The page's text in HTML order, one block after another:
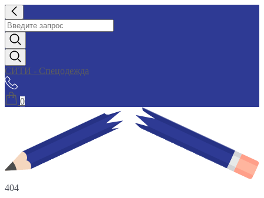
СИТИ - Спецодежда
0
404